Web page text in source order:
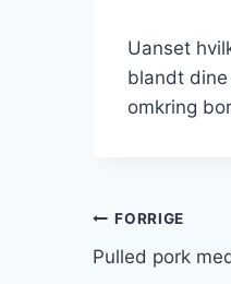
Uanset
blandt
omkring
FORRIGE
Pulled pork